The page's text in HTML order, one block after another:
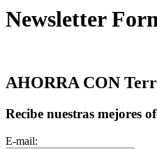
Newsletter
AHORRA CON
Recibe nuestras mejores
E-mail: